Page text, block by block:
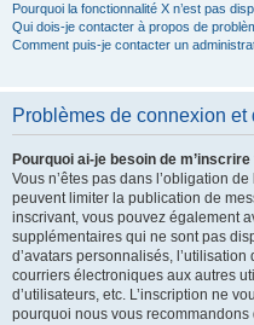
Pourquoi la fonctionnalité X n’est pas
Qui dois-je contacter à propos de
Comment puis-je contacter un
Problèmes de connexion et
Pourquoi ai-je besoin de m’inscrire
Vous n’êtes pas dans l’obligation
peuvent limiter la publication de
inscrivant, vous pouvez également
supplémentaires qui ne sont pas
d’avatars personnalisés,
courriers électroniques aux autres
d’utilisateurs, etc. L’inscription ne
pourquoi nous vous recommandons